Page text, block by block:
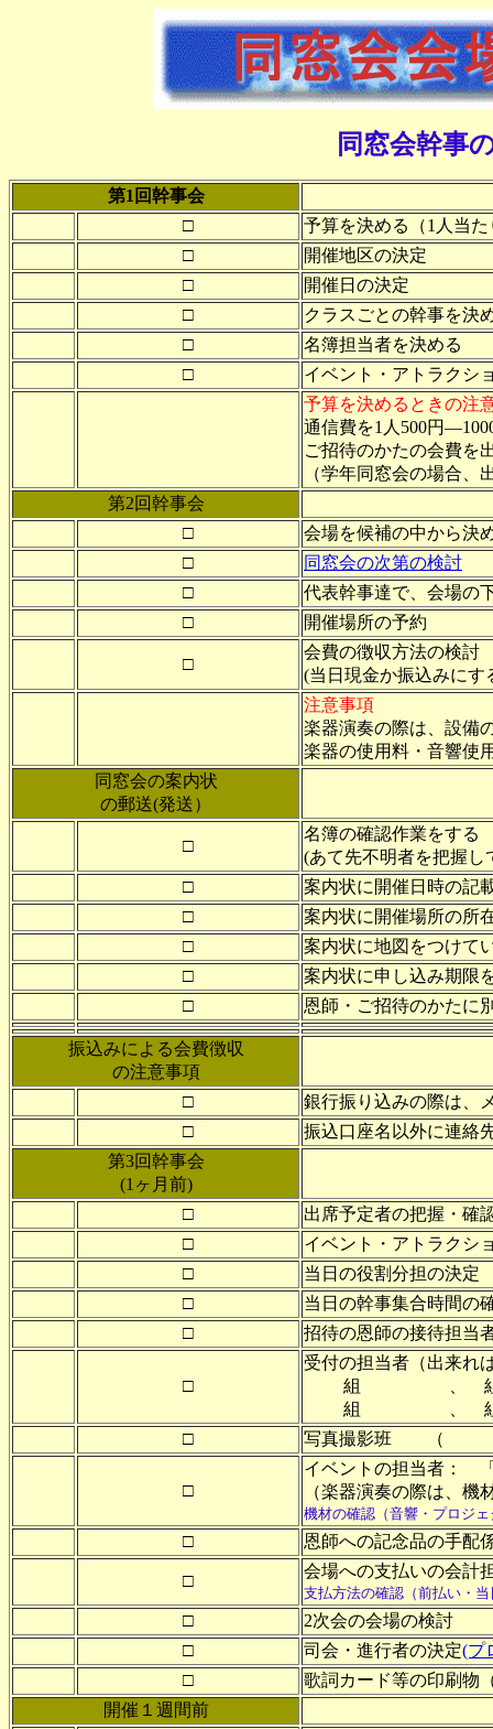
同窓会幹事
第1回幹事会
□
予算を決める（1人当た
□
開催地区の決定
□
開催日の決定
□
クラスごとの幹事を決
□
名簿担当者を決める
□
イベント・アトラクシ
予算を決めるときの注
通信費を1人500円
ご招待のかたの会費を
（学年同窓会の場合、
第2回幹事会
□
会場を候補の中から決
□
同窓会の次第の検討
□
代表幹事達で、会場の
□
開催場所の予約
□
会費の徴収方法の検討
(当日現金か振込みにす
注意事項
楽器演奏の際は、設備
楽器の使用料・音響使
同窓会の案内状
の郵送(発送）
□
名簿の確認作業をする
(あて先不明者を把握し
□
案内状に開催日時の記
□
案内状に開催場所の所
□
案内状に地図をつけて
□
案内状に申し込み期限
□
恩師・ご招待のかたに
振込みによる会費徴収
の注意事項
□
銀行振り込みの際は、
□
振込口座名以外に連絡
第3回幹事会
(1ヶ月前)
□
出席予定者の把握・確
□
イベント・アトラクシ
□
当日の役割分担の決定
□
当日の幹事集合時間の
□
招待の恩師の接待担当
□
受付の担当者（出来れ
組 、
組 、
□
写真撮影
□
イベント
（楽器演奏の際
機材の確認（音響・プロジ
□ 恩師への記念品の手配
□
会場への支払いの会計
支払方法の確認（前払い・
□
2次会の会場の検討
□
司会・進行者の決定(プ
□
歌詞カード等の印刷物
開催１週間前